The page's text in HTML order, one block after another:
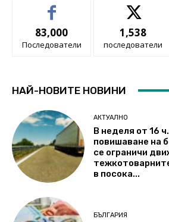
83,000
Последователи
1,538
последователи
НАЙ-НОВИТЕ НОВИНИ
АКТУАЛНО
В неделя от 16
повишаване на
се ограничи
в посока...
БЪЛГАРИЯ